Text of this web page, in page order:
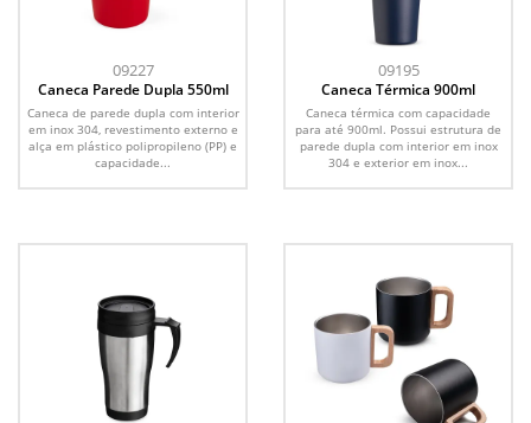
09227
Caneca Parede Dupla 550ml
Caneca de parede dupla com interior
em inox 304, revestimento externo e
alça em plástico polipropileno (PP) e
capacidade...
09195
Caneca Térmica 900ml
Caneca térmica com capacidade
para até 900ml. Possui estrutura de
parede dupla com interior em inox
304 e exterior em inox...